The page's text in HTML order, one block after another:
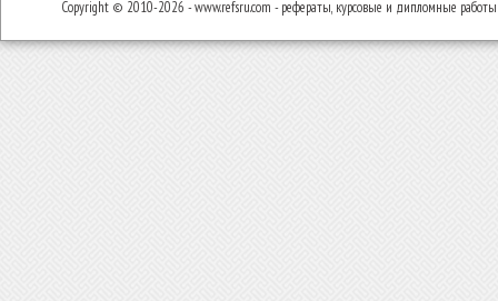
Copyright © 2010-2026 - www.refsru.com - рефераты, курсовые и дипломные работы